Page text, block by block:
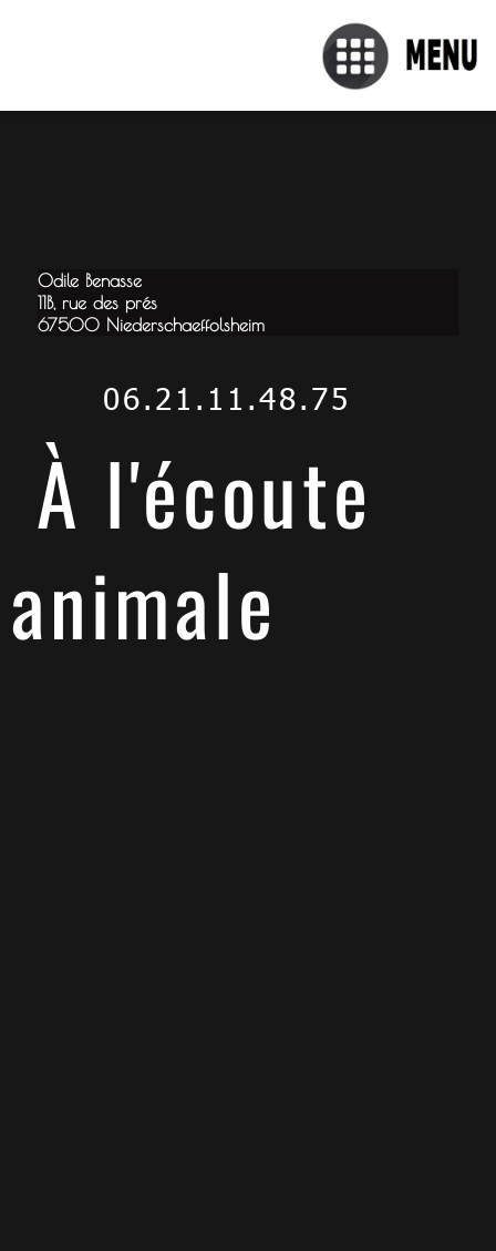
Odile Benasse
11B, rue des prés
67500 Niederschaeffolsheim
06.21.11.48.75
À l'écoute
animale